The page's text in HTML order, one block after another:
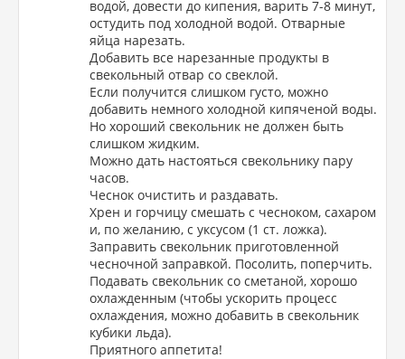
водой, довести до кипения, варить 7-8 минут,
остудить под холодной водой. Отварные
яйца нарезать.
Добавить все нарезанные продукты в
свекольный отвар со свеклой.
Если получится слишком густо, можно
добавить немного холодной кипяченой воды.
Но хороший свекольник не должен быть
слишком жидким.
Можно дать настояться свекольнику пару
часов.
Чеснок очистить и раздавать.
Хрен и горчицу смешать с чесноком, сахаром
и, по желанию, с уксусом (1 ст. ложка).
Заправить свекольник приготовленной
чесночной заправкой. Посолить, поперчить.
Подавать свекольник со сметаной, хорошо
охлажденным (чтобы ускорить процесс
охлаждения, можно добавить в свекольник
кубики льда).
Приятного аппетита!